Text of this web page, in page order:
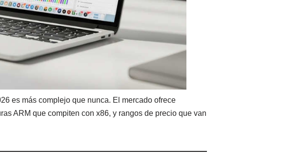
es más complejo que nunca. El mercado ofrece
ARM que compiten con x86, y rangos de precio que van